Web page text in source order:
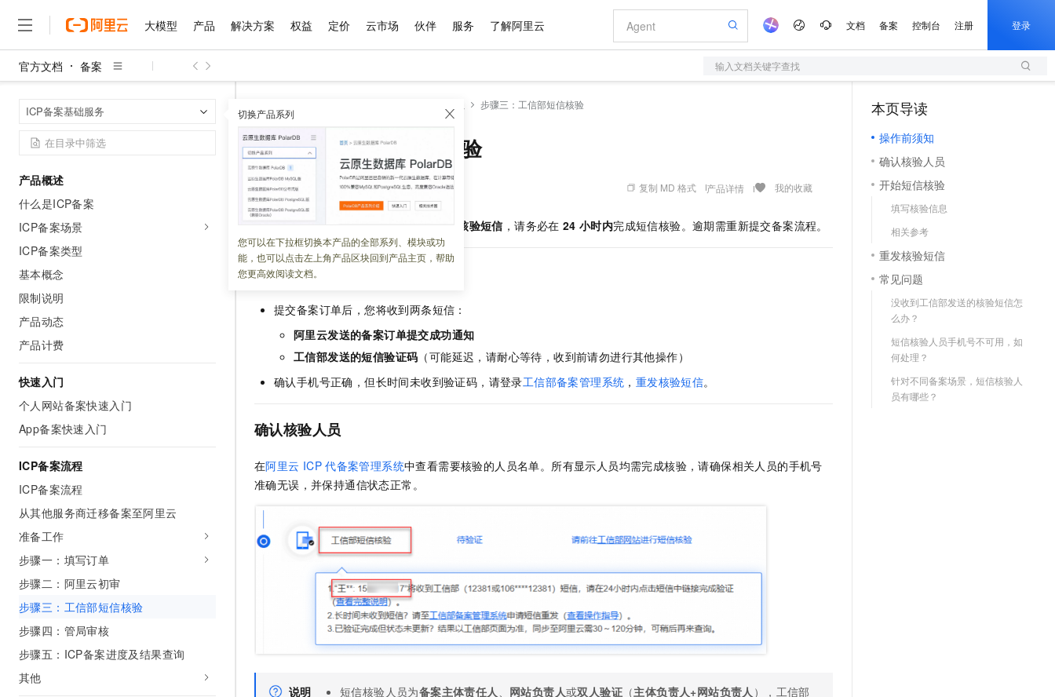
大模型 产品 解决方案 权益 定价 云市场 伙伴 服务 了解阿里云 文档 备案 控制台 注册 登录
官方文档 备案 输入文档关键字查找
ICP备案基础服务 切换产品系列
您可以在下拉框切换本产品的全部系列、模块或功
能，也可以点击左上角产品区块回到产品主页，帮助
您更高效阅读文档。
产品概述
什么是ICP备案
ICP备案场景
ICP备案类型
基本概念
限制说明
产品动态
产品计费
快速入门
个人网站备案快速入门
App备案快速入门
ICP备案流程
ICP备案流程
从其他服务商迁移备案至阿里云
准备工作
步骤一：填写订单
步骤二：阿里云初审
步骤三：工信部短信核验
步骤四：管局审核
步骤五：ICP备案进度及结果查询
其他
步骤三：工信部短信核验
步骤三：工信部短信核验
更新时间： 2025-09-17 06:52:31 复制 MD 格式 产品详情 我的收藏
核验短信，请务必在 24 小时内完成短信核验。逾期需重新提交备案流程。
操作前须知
提交备案订单后，您将收到两条短信：
阿里云发送的备案订单提交成功通知
工信部发送的短信验证码 （可能延迟，请耐心等待，收到前请勿进行其他操作）
确认手机号正确，但长时间未收到验证码，请登录工信部备案管理系统 ， 重发核验短信。
确认核验人员
在阿里云 ICP 代备案管理系统中查看需要核验的人员名单。所有显示人员均需完成核验，请确保相关人员的手机号
准确无误，并保持通信状态正常。
说明 短信核验人员为备案主体责任人、 网站负责人或双人验证 （主体负责人+网站负责人 ），工信部
本页导读
操作前须知
确认核验人员
开始短信核验
填写核验信息
相关参考
重发核验短信
常见问题
没收到工信部发送的核验短信怎
么办？
短信核验人员手机号不可用，如
何处理？
针对不同备案场景，短信核验人
员有哪些？
大模型
大模型
文本生成
Qwen3.8-Max HOT
智能体时代全能旗舰模型
能看、能想、能动手的多模态智能体模型
Qwen3-VL-Plus
视觉 Coding、空间感知、多模态思考等全面升级
Kimi 最新旗舰模型，长程编程与推理利器
GLM-5.2
1M上下文，专为长程任务能力而生
语音识别与合成
高表现力语音合成大模型，语音克隆听感自然
Fun-ASR
大模型服务
个人版上线、团队版降价；千问3.8-Max首发发尝鲜
Happy 系列大模型
丰富多元化的应用模版和解决方案 面向真实软件的智能体编程平台
产品
精选产品
人工智能与机器学习
容器
存储
网络与CDN
中间件
数据库
大数据计算
媒体服务
企业服务与云通信
域名与网站
终端用户计算
Serverless
开发工具
迁移与运维管理
精选产品
大模型服务平台百炼
大模型服务与应用平台
千问大模型
多元化、高性能、安全可靠的大模型服务
无影云电脑
随时随地安全接入的云上超级电脑
云解析DNS
云原生大数据计算服务 MaxCompute
面向分析的企业级SaaS模式云数据仓库
域名与网站
提供智能易用的域名与建站服务
对象存储 OSS
人工智能平台 PAI 大模型
一站式AI开发、训练和推理服务
Qoder CN
容器服务 Kubernetes 版 ACK
提供一站式管理容器应用的 K8s 服务
全托管，含MySQL、PostgreSQL、SQL Server、MariaDB多引擎
Qoder
面向真实软件的智能体编程平台
轻量应用服务器
数字证书管理服务（原SSL证书）
实现全站HTTPS，呈现可信的WEB访问
大数据开发治理平台 DataWorks
解决方案
精选解决方案
AI
大数据
现代化应用
可观测
上云与迁云
企业出海
政企业务
精选解决方案
睿译宝，AI翻译排版一步到位
上传文档即自动完成翻译和格式还原
GLM-5.2：长任务时代开源旗舰模型
真正可用的 1M 上下文,一次完成代码全链路开发
Hermes Agent，打造自进化智能体
自主进化，持久记忆，越用越聪明
快速拥有专属 OpenClaw
即刻拥有 DeepSeek-V4-Pro
轻松解锁专属 DeepSeek-V4-Pro
5 分钟轻松部署专属 QwenPaw HOT
从聊天伙伴进化为能主动干活的本地数字员工
Claude Code + GStack 打造工程团队
一键购买专属联机服务器，轻松开启游戏
高效搭建 AI 智能体与工作流应用
通过阿里云百炼高效搭建AI应用,助力高效开发
Agency Agents：拥有专属领域专家
HappyHorse 打造一站式影视创作平台
漫剧工坊：一站式动画创作平台
快速生产连贯的高质量长漫剧
10 分钟搭建微信、支付宝小程序
高效部署网站，快速应用到小程序
权益 普惠上云
普惠上云 官方力荐
云服务器38元/年起，超值低价云产品抢先购
官方推荐返现计划
推荐新用户得奖励，单订单最高返9万
云工开物
高校专属算力普惠，学生认证享300元代金券
免费试用
解决方案免费试用 新老同享
最高领取价值200元试用点，立即开启云上创新
AI 产品 免费试用
1亿+ 大模型 tokens 和 30+ 款产品免费体验
产品新客免费试用，最长12个月
大模型ACA认证体验
助力企业全员 AI 认知与能力提升
AI 特惠
智启 AI 普惠权益
至高享 1亿+免费 tokens，加速 Al 应用落地
阿里云 OPC 创新助力计划
至高百万元 Token 补贴，加速一人公司成长
Token Plan 模型订阅计划
Qwen3.8-Max 首发尝鲜，限时加量 10 倍，夜间低至2折
千问办公，限时限量积分加倍
万小智 AI 建站低至 15元/月
送.CN域名，送备案服务码
Night Plan 支持 Qwen 3.8-Max NEW
夜间 5 折，Qwen/Meoo/TokenPlan 客户专享
AI 场景体验
从图文生成到视频创作，一键激活电商全链路生产力
AI 广告创作
图文、视频一站生成，高效打造优质广告素材
AI 办公
AI智能应用，一键激活高效办公新体验
AI 活动
AI 生产力先锋
先锋实践拓展 AI 生产力的边界
飞天发布时刻
所见，即是所愿
从基础到进阶，Agent 创客手把手教你
创新加速
上云场景组合购
云聚AI 严选权益
精选AI产品，从模型到应用全链提效
定价 产品定价
了解云产品的定价详情
云上成本管理
管理和优化成本
价格计算器
自助选配和估算价格
价格优势
推动算力普惠，释放技术红利
配置报价器
阿里云 OPC 创新助力计划
Token 补贴，五大权
益加速 OPC 成功
云市场 精选商城
网站建设
多端小程序
Salesforce 国际版订阅
友盟天域
观测云
Tuya 物联网平台阿里云版
电子合同
Tableau 订阅
行业生态解决方案
开发者生态解决方案
AI 开发和 AI 应用解决方案
数据与 API
数据集
手机三要素
身份实名认证
短信
OCR 文字识别
发票查验
快递物流查询
企业应用
广告营销
基础软件
JAVA
Red Hat
模板小程序
APP 开发
建站系统
专业服务
代维服务
伙伴 成为销售伙伴
分销伙伴
咨询伙伴
销售伙伴合作计划
Salesforce On Alibaba Cloud
Consulting Partner 合作计划
成为产品伙伴
产品生态集成认证中心
产品生态伙伴
产品生态伙伴工作台
产品伙伴合作计划
云网络合作计划
服务生态伙伴
服务伙伴合作计划
Al MaaS 服务伙伴赋能合作
伙伴信用分合作计划
更多支持
合作伙伴培训与认证
查询合作伙伴
登录合作伙伴管理后台
服务 售前咨询
在线服务
售后服务
自助服务
工单服务
短信专区
企业增值服务
企业支持计划
专家技术服务
企业增值服务台
企业成长
服务实践
阿里云认证
信息公告
开发者社区
我要反馈
我要建议
了解阿里云 为什么选择阿里云
什么是云计算
技术领先
稳定可靠
安全合规
分析师报告
研究报告与白皮书
天池大赛
AI 算法大赛
最佳实践
云上春晚
云上奥运之旅
云栖战略参考
云上的中国
看见新力量
金融模力时刻
市场活动
云工开物
科研合作
加入我们
校园招聘